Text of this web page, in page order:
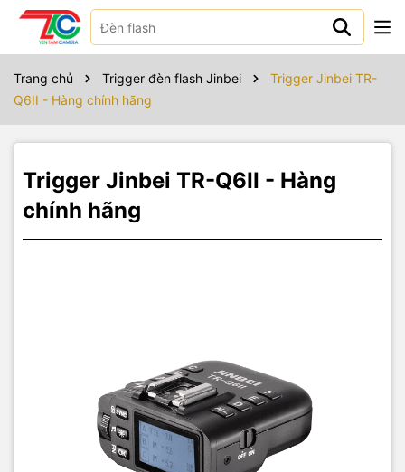
Trang chủ Trigger đèn flash Jinbei
Trigger Jinbei TR-
Q6II - Hàng chính hãng
Trigger Jinbei TR-Q6II - Hàng
chính hãng
Sản phẩm bao gồm
Trigger Jinbei TR-Q6II